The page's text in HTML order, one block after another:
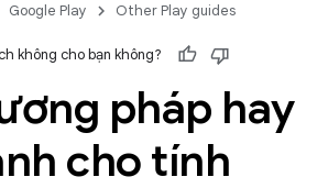
Google Play Other Play guides
không cho bạn không?
pháp hay
cho tính